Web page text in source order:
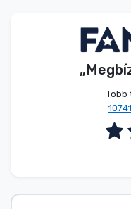
Több
Terméktípusok